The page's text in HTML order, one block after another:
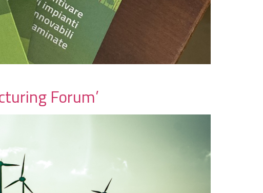
Forum’